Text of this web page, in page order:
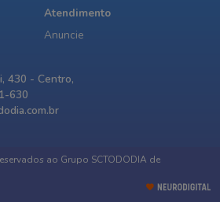
Atendimento
Anuncie
430 - Centro,
630
ao Grupo SCTODODIA de